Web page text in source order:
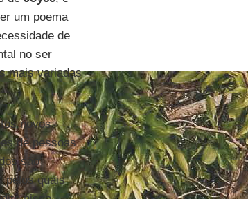
um poema
de
no ser
mais variadas
novos
de pessoas
são
pelos quais